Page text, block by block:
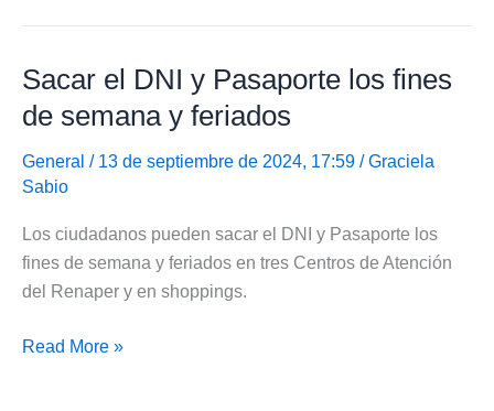
de
Vicente
López
para
sacar
y
Pasaporte
Sacar el DNI y Pasaporte los fines
de semana y feriados
General / 13 de septiembre de 2024, 17:59 /Graciela
Sabio
Los ciudadanos pueden sacar el DNI y Pasaporte los
fines de semana y feriados en tres Centros de Atención
del Renaper y en shoppings.
Sacar
Read More »